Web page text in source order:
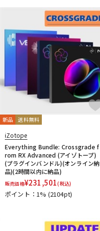
新品 送料無料
iZotope
Everything Bundle: Crossgrade f
rom RX Advanced (アイゾトープ)
(プラグインバンドル)(オンライン納
品)(2時間以内に納品)
販売価格¥231,501(税込)
ポイント：1% (2104pt)